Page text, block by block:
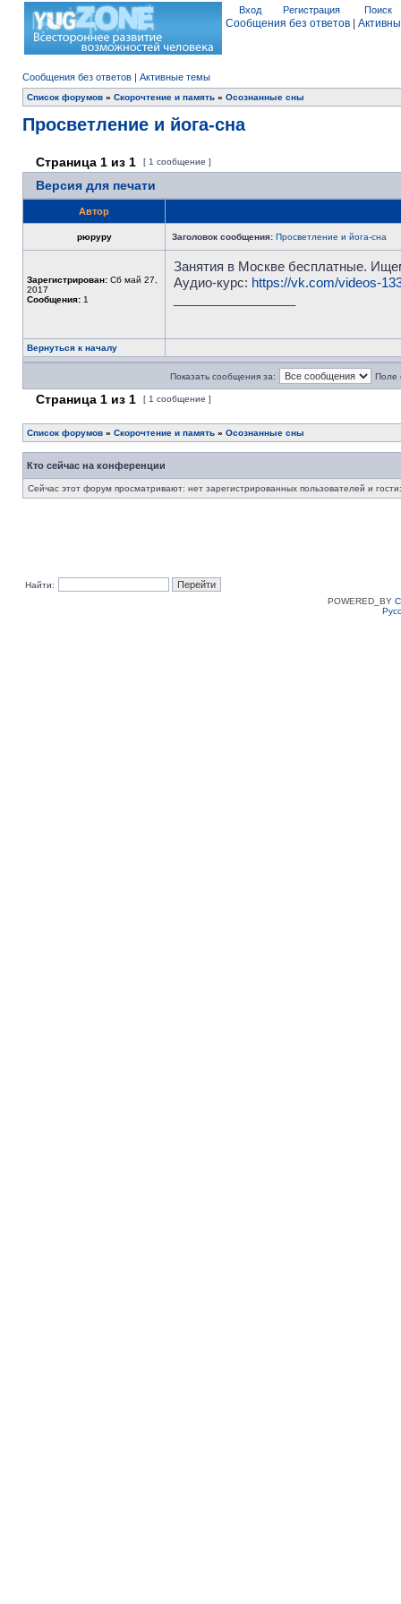
Вход Регистрация Поиск
Сообщения без ответов
Сообщения без ответов | Активные темы
Список форумов » Скорочтение и память » Осознанные сны
Просветление и йога-сна
Страница 1 из 1 [ 1 сообщение ]
Версия для печати
Автор
рюруру Заголовок сообщения: Просветление и йога-сна
Зарегистрирован: Сб май 27,
2017
Сообщения: 1
Занятия в Москве бесплатные.
Аудио-курс: https://vk.com/videos-
Вернуться к началу
Показать сообщения за: Поле
Страница 1 из 1 [ 1 сообщение ]
Список форумов » Скорочтение и память » Осознанные сны
Кто сейчас на конференции
Сейчас этот форум просматривают: нет зарегистрированных пользователей и
Найти:
POWERED_BY